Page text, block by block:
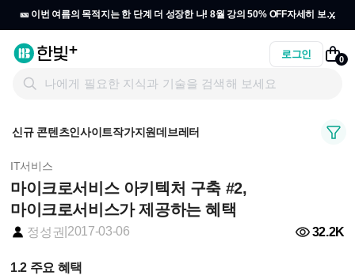
🎫 이번 여름의 목적지는 한 단계 더 성장한 나! 8월 강의 50% OFF자세히 보기
x
로그인 0
신규 콘텐츠인사이트작가지원데브레터
IT서비스
마이크로서비스 아키텍처 구축 #2,
마이크로서비스가 제공하는 혜택
정성권 2017-03-06 32.2K
1.2 주요 혜택